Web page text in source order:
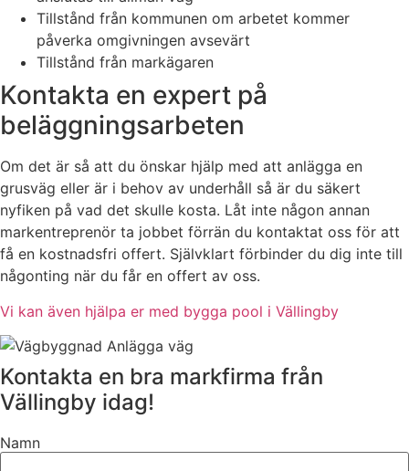
Tillstånd från kommunen om arbetet kommer
påverka omgivningen avsevärt
Tillstånd från markägaren
Kontakta en expert på
beläggningsarbeten
Om det är så att du önskar hjälp med att anlägga en
grusväg eller är i behov av underhåll så är du säkert
nyfiken på vad det skulle kosta. Låt inte någon annan
markentreprenör ta jobbet förrän du kontaktat oss för att
få en kostnadsfri offert. Självklart förbinder du dig inte till
någonting när du får en offert av oss.
Vi kan även hjälpa er med bygga pool i Vällingby
Kontakta en bra markfirma från
Vällingby idag!
Namn